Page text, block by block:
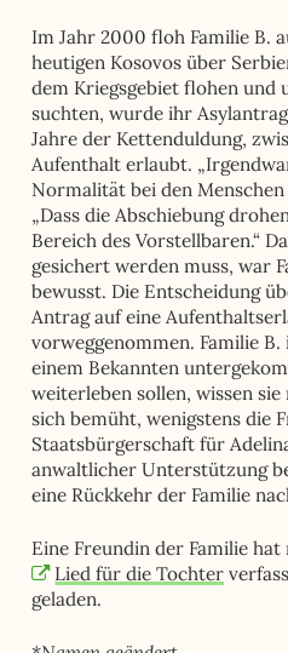
Im Jahr 2000 floh Familie B.
heutigen Kosovos über
dem Kriegsgebiet flohen und
suchten, wurde ihr
Jahre der Kettenduldung,
Aufenthalt erlaubt.
Normalität bei den
„Dass die Abschiebung
Bereich des Vorstellbaren.“
gesichert werden muss, war
bewusst. Die Entscheidung
Antrag auf eine
vorweggenommen. Familie
einem Bekannten
weiterleben sollen, wissen
sich bemüht, wenigstens die
Staatsbürgerschaft für
anwaltlicher Unterstützung
eine Rückkehr der Familie
Eine Freundin der Familie
Lied für die Tochter
geladen.